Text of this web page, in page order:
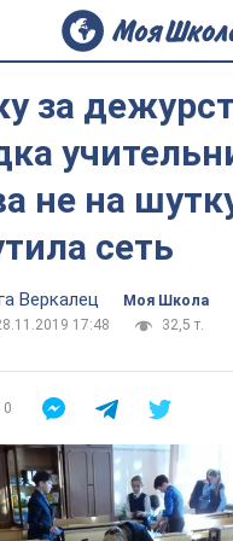
за
не на
сеть
Веркалец
Моя Школа
17:48
32,5 т.
0